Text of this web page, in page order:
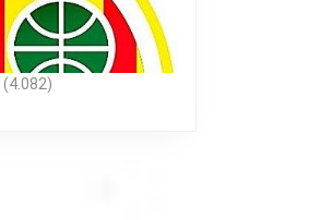
(4.082)